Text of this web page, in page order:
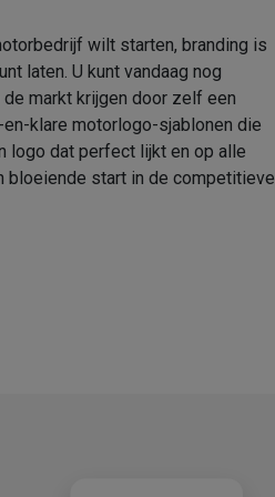
wilt starten, branding is
laten. U kunt vandaag nog
markt krijgen door zelf een
klare motorlogo-sjablonen die
logo dat perfect lijkt en op alle
bloeiende start in de competitieve